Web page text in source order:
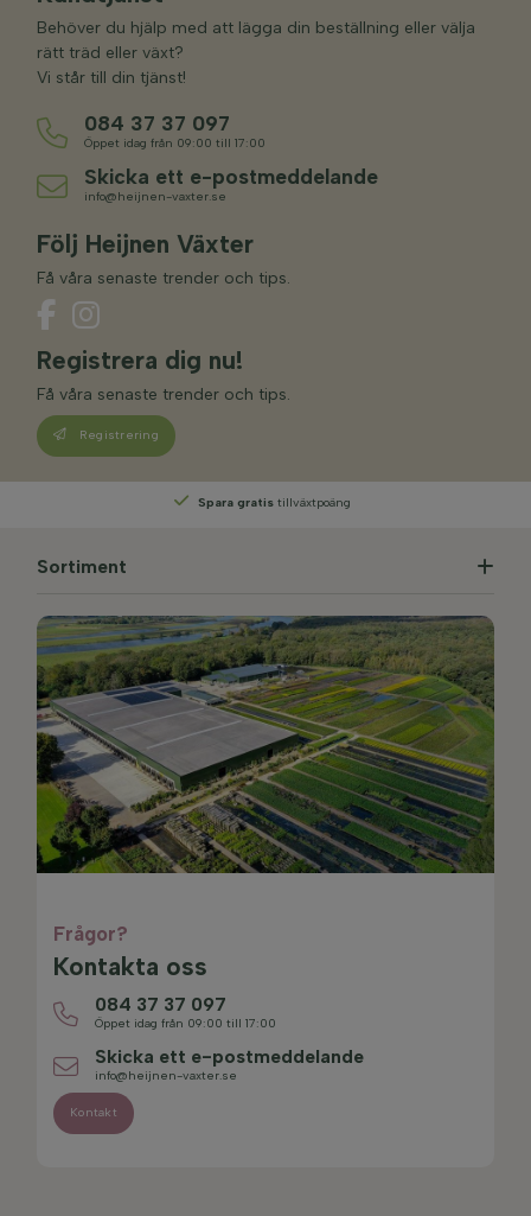
Behöver du hjälp med att lägga din beställning eller välja
rätt träd eller växt?
Vi står till din tjänst!
084 37 37 097
Öppet idag från 09:00 till 17:00
Skicka ett e-postmeddelande
info@heijnen-vaxter.se
Följ Heijnen Växter
Få våra senaste trender och tips.
Registrera dig nu!
Få våra senaste trender och tips.
Registrering
Spara gratistillväxtpoäng
Sortiment
Frågor?
Kontakta oss
084 37 37 097
Öppet idag från 09:00 till 17:00
Skicka ett e-postmeddelande
info@heijnen-vaxter.se
Kontakt